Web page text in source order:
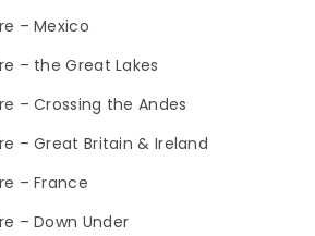
– Mexico
– the Great Lakes
– Crossing the Andes
– Great Britain & Ireland
– France
– Down Under